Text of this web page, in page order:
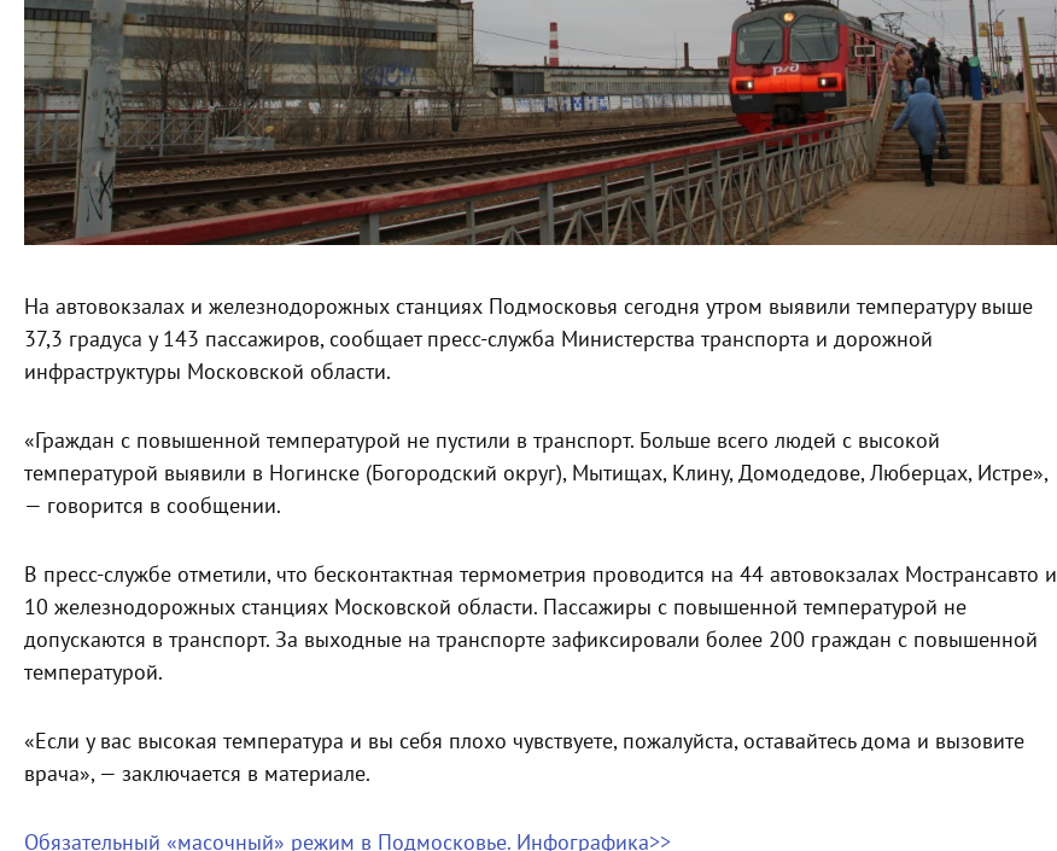
На автовокзалах и железнодорожных станциях Подмосковья сегодня утром выявили температуру выше
37,3 градуса у 143 пассажиров, сообщает пресс-служба Министерства транспорта и дорожной
инфраструктуры Московской области.
«Граждан с повышенной температурой не пустили в транспорт. Больше всего людей с высокой
температурой выявили в Ногинске (Богородский округ), Мытищах, Клину, Домодедове, Люберцах, Истре»,
— говорится в сообщении.
В пресс-службе отметили, что бесконтактная термометрия проводится на 44 автовокзалах Мострансавто и
10 железнодорожных станциях Московской области. Пассажиры с повышенной температурой не
допускаются в транспорт. За выходные на транспорте зафиксировали более 200 граждан с повышенной
температурой.
«Если у вас высокая температура и вы себя плохо чувствуете, пожалуйста, оставайтесь дома и вызовите
врача», — заключается в материале.
Обязательный «масочный» режим в Подмосковье. Инфографика>>